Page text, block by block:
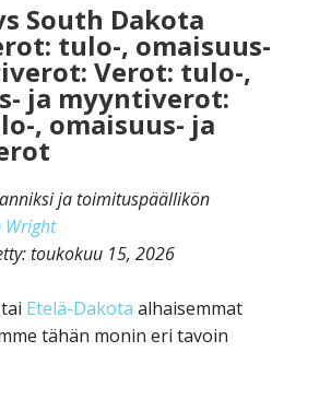
South Dakota
tulo-, omaisuus-
Verot: tulo-,
ja myyntiverot:
, omaisuus- ja
ja toimituspäällikön
Wright
toukokuu 15, 2026
tai Etelä-Dakota alhaisemmat
tähän monin eri tavoin